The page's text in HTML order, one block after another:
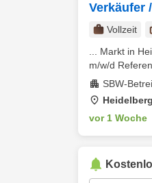
Verkäufer
Vollzeit
... Markt in
m/w/d
SBW-
Heidelberg
vor 1 Woche